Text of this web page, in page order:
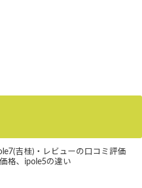
吉桂)・レビューの口コミ評価
格、ipole5の違い